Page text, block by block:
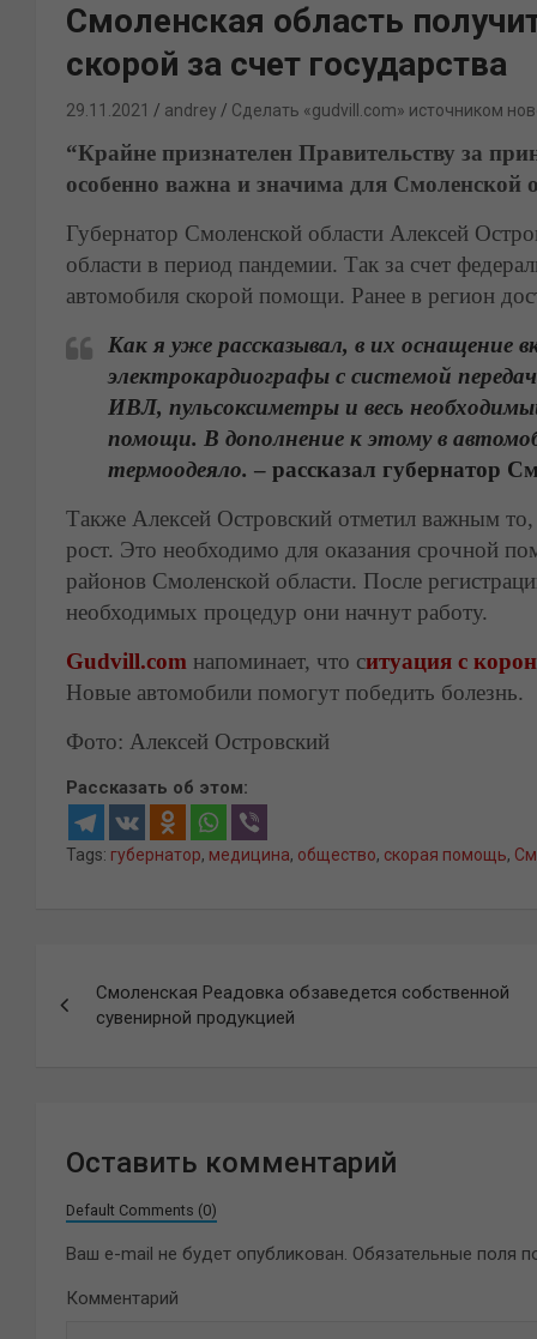
Смоленская область
скорой за счет государства
29.11.2021 andrey Сделать «gudvill.com» источником
“Крайне признателен Правительству за
особенно важна и значима для Смоленской
Губернатор Смоленской области Алексей
области в период пандемии. Так за счет
автомобиля скорой помощи. Ранее в регион
Как я уже рассказывал, в их оснащение
электрокардиографы с системой
ИВЛ, пульсоксиметры и весь
помощи. В дополнение к этому в
термоодеяло. – рассказал губернатор
Также Алексей Островский отметил важным
рост. Это необходимо для оказания срочной
районов Смоленской области. После
необходимых процедур они начнут работу.
Gudvill.com напоминает, что ситуация с
Новые автомобили помогут победить болезнь.
Фото: Алексей Островский
Рассказать об этом:
Tags: губернатор, медицина, общество, скорая помощь,
по
Смоленская Реадовка обзаведется собственной
сувенирной продукцией
Оставить комментарий
Default Comments (0)
Ваш e-mail не будет опубликован. Обязательные поля
Комментарий